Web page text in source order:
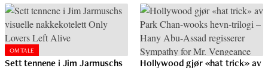
OMTALE
Sett tennene i Jim Jarmuschs
Hollywood gjør «hat trick» av